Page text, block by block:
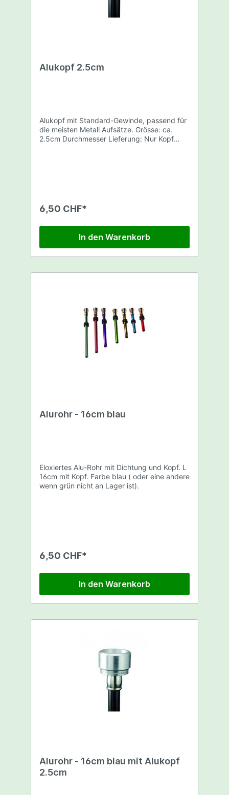
Alukopf 2.5cm
Alukopf mit Standard-Gewinde, passend für
die meisten Metall Aufsätze. Grösse: ca.
2.5cm Durchmesser Lieferung: Nur Kopf
6,50 CHF*
In den Warenkorb
Alurohr - 16cm blau
Eloxiertes Alu-Rohr mit Dichtung und Kopf. L
16cm mit Kopf. Farbe blau ( oder eine andere
wenn grün nicht an Lager ist).
6,50 CHF*
In den Warenkorb
Alurohr - 16cm blau mit Alukopf
2.5cm